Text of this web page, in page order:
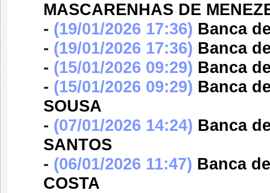
MASCARENHAS DE
- (19/01/2026 17:36) Banca
- (19/01/2026 17:36) Banca
- (15/01/2026 09:29) Banca
- (15/01/2026 09:29) Banca
SOUSA
- (07/01/2026 14:24) Banca
SANTOS
- (06/01/2026 11:47) Banca
COSTA